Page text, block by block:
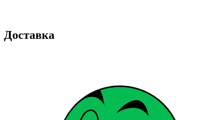
Доставка